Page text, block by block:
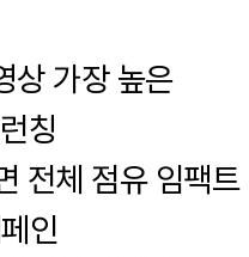
상 가장 높은
칭
전체 점유 임팩트
인